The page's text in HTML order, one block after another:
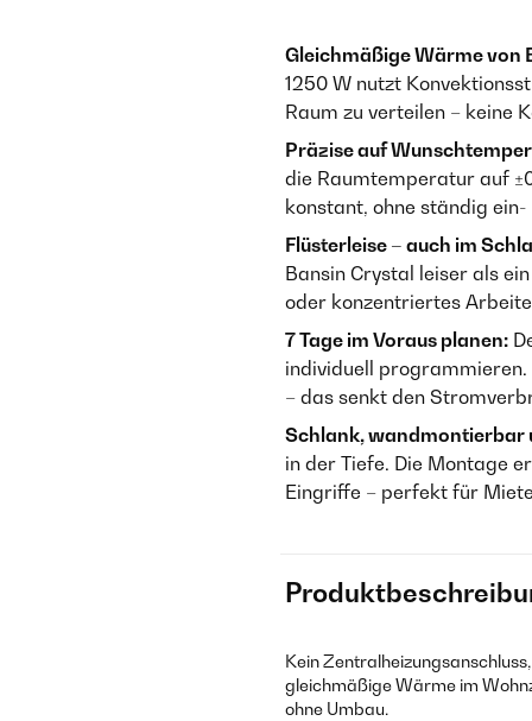
Gleichmäßige Wärme von
1250 W nutzt
Raum zu verteilen – keine
Präzise auf
die Raumtemperatur auf
konstant, ohne ständig
Flüsterleise – auch im
Bansin Crystal leiser als
oder konzentriertes
7 Tage im Voraus planen:
individuell
– das senkt den
Schlank, wandmontierbar
in der Tiefe. Die Montage
Eingriffe – perfekt für
Kein
gleichmäßige Wärme im
ohne Umbau.